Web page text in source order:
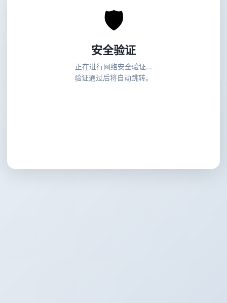
🛡
安全验证
正在进行网络安全验证...
验证通过后将自动跳转。